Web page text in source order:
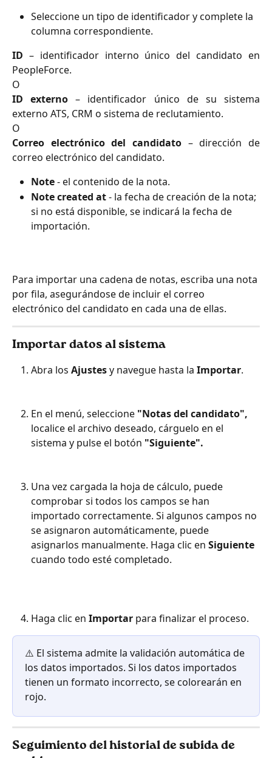
Seleccione un tipo de identificador y complete la
columna correspondiente.
ID – identificador interno único del candidato en
PeopleForce.
O
ID externo – identificador único de su sistema
externo ATS, CRM o sistema de reclutamiento.
O
Correo electrónico del candidato – dirección de
correo electrónico del candidato.
Note- el contenido de la nota.
Note created at - la fecha de creación de la nota;
si no está disponible, se indicará la fecha de
importación.
Para importar una cadena de notas, escriba una nota
por fila, asegurándose de incluir el correo
electrónico del candidato en cada una de ellas.
Importar datos al sistema
Abra los Ajustes y navegue hasta la Importar.
En el menú, seleccione "Notas del candidato",
localice el archivo deseado, cárguelo en el
sistema y pulse el botón "Siguiente".
Una vez cargada la hoja de cálculo, puede
comprobar si todos los campos se han
importado correctamente. Si algunos campos no
se asignaron automáticamente, puede
asignarlos manualmente. Haga clic en Siguiente
cuando todo esté completado.
Haga clic en Importar para finalizar el proceso.
⚠️ El sistema admite la validación automática de
los datos importados. Si los datos importados
tienen un formato incorrecto, se colorearán en
rojo.
Seguimiento del historial de subida de